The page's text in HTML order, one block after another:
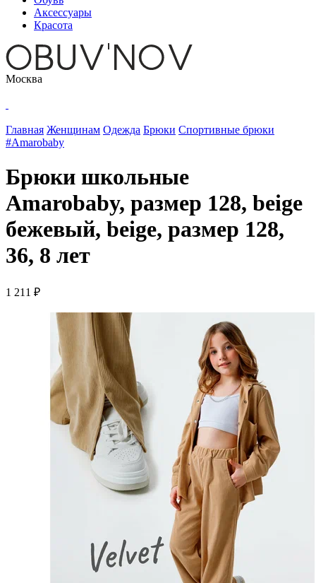
Аксессуары
Красота
Москва
Главная Женщинам Одежда Брюки Спортивные брюки
#Amarobaby
Брюки школьные
Amarobaby, размер 128, beige
бежевый, beige, размер 128,
36, 8 лет
1 211 ₽